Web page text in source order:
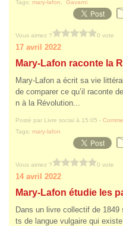
Tags: mary-lafon Gavarni
Vous aimez ? 0 vote
17 avril 2022
Mary-Lafon raconte la
Mary-Lafon a écrit sa vie
de comparer ce qu’il raconte
n à la Révolution...
Posté par Livre social à 15:05 -
Tags: mary-lafon
Vous aimez ? 0 vote
14 avril 2022
Mary-Lafon étudie les
Dans un livre collectif de
ts de langue vulgaire qui